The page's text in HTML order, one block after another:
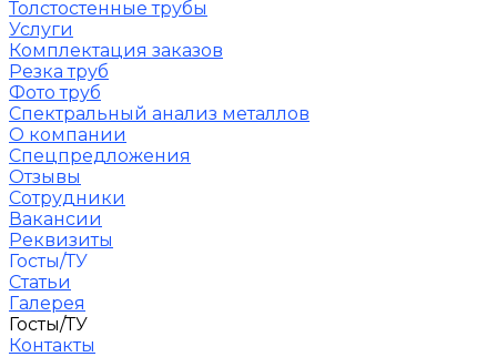
Толстостенные трубы
Услуги
Комплектация заказов
Резка труб
Фото труб
Спектральный анализ металлов
О компании
Спецпредложения
Отзывы
Сотрудники
Вакансии
Реквизиты
Госты/ТУ
Статьи
Галерея
Госты/ТУ
Контакты